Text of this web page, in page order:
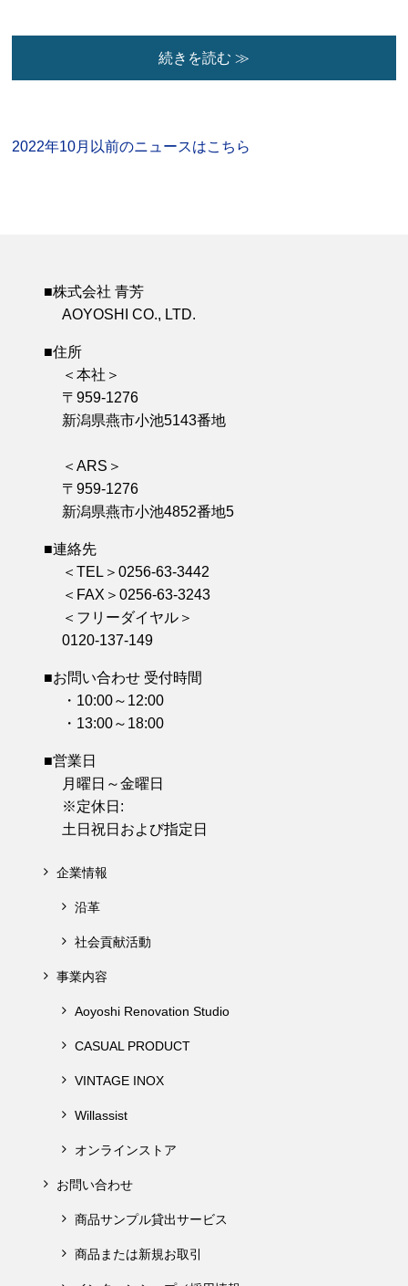
続きを読む ≫
2022年10月以前のニュースはこちら
■株式会社 青芳
AOYOSHI CO., LTD.
■住所
＜本社＞
〒959-1276
新潟県燕市小池5143番地
＜ARS＞
〒959-1276
新潟県燕市小池4852番地5
■連絡先
＜TEL＞0256-63-3442
＜FAX＞0256-63-3243
＜フリーダイヤル＞
0120-137-149
■お問い合わせ 受付時間
・10:00～12:00
・13:00～18:00
■営業日
月曜日～金曜日
※定休日:
土日祝日および指定日
企業情報
沿革
社会貢献活動
事業内容
Aoyoshi Renovation Studio
CASUAL PRODUCT
VINTAGE INOX
Willassist
オンラインストア
お問い合わせ
商品サンプル貸出サービス
商品または新規お取引